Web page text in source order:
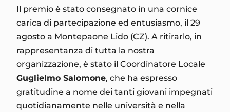
Il premio è stato consegnato in una cornice
carica di partecipazione ed entusiasmo, il 29
agosto a Montepaone Lido (CZ). A ritirarlo, in
rappresentanza di tutta la nostra
organizzazione, è stato il Coordinatore Locale
Guglielmo Salomone, che ha espresso
gratitudine a nome dei tanti giovani impegnati
quotidianamente nelle università e nella